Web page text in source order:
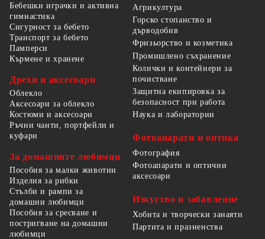
Бебешки играчки и активна
гимнастика
Сигурност за бебето
Транспорт за бебето
Памперси
Кърмене и хранене
Дрехи и аксесоари
Облекло
Аксесоари за облекло
Костюми и аксесоари
Ръчни чанти, портфейли и
куфари
За домашните любимци
Пособия за малки животни
Изделия за рибки
Стълби и рампи за
домашни любимци
Пособия за сресване и
постригване на домашни
любимци
Агрикултура
Горско стопанство и
дърводобив
Фризьорство и козметика
Промишлено съхранение
Колички и контейнери за
почистване
Защитна екипировка за
безопасност при работа
Наука и лаборатории
Фотоапарати и оптика
Фотография
Фотоапарати и оптични
аксесоари
Изкуство и забавление
Хобита и творчески занаяти
Партита и празненства